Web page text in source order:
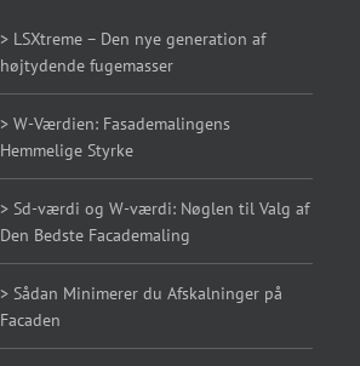
> LSXtreme – Den nye generation af
højtydende fugemasser
> W-Værdien: Fasademalingens
Hemmelige Styrke
> Sd-værdi og W-værdi: Nøglen til Valg af
Den Bedste Facademaling
> Sådan Minimerer du Afskalninger på
Facaden